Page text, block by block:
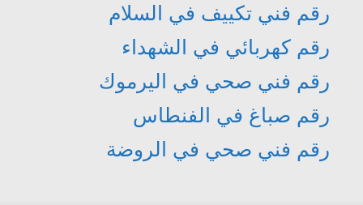
رقم فني تكييف في السلام
رقم كهربائي في الشهداء
رقم فني صحي في اليرموك
رقم صباغ في الفنطاس
رقم فني صحي في الروضة